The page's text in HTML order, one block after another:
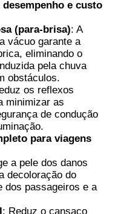
e custo
(para-brisa): A
vácuo garante a
eliminando o
pela chuva
obstáculos.
os reflexos
minimizar as
de condução
para viagens
a pele dos danos
decoloração do
dos passageiros e a
: Reduz o cansaço